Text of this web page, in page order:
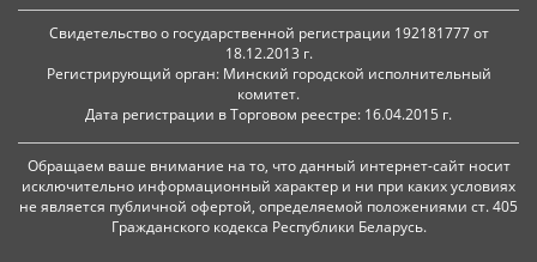
выбирайте качественный измельчитель древесины с
доставкой по Беларуси!
Свидетельство о государственной регистрации 192181777 от
18.12.2013 г.
Регистрирующий орган: Минский городской исполнительный
комитет.
Дата регистрации в Торговом реестре: 16.04.2015 г.
Обращаем ваше внимание на то, что данный интернет-сайт носит
исключительно информационный характер и ни при каких условиях
не является публичной офертой, определяемой положениями ст. 405
Гражданского кодекса Республики Беларусь.